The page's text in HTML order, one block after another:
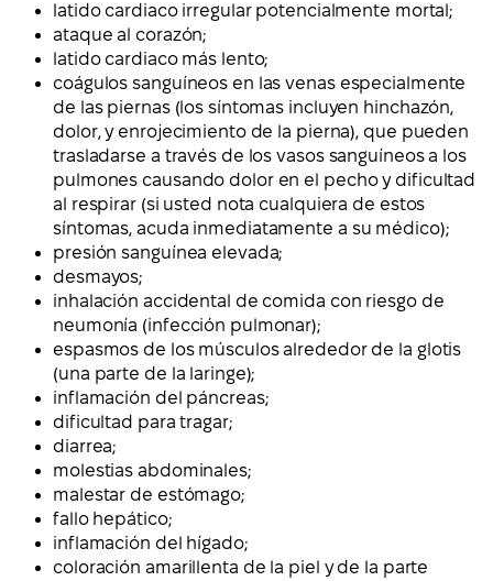
latido cardiaco irregular potencialmente mortal;
ataque al corazón;
latido cardiaco más lento;
coágulos sanguíneos en las venas especialmente
de las piernas (los síntomas incluyen hinchazón,
dolor, y enrojecimiento de la pierna), que pueden
trasladarse a través de los vasos sanguíneos a los
pulmones causando dolor en el pecho y dificultad
al respirar (si usted nota cualquiera de estos
síntomas, acuda inmediatamente a su médico);
presión sanguínea elevada;
desmayos;
inhalación accidental de comida con riesgo de
neumonía (infección pulmonar);
espasmos de los músculos alrededor de la glotis
(una parte de la laringe);
inflamación del páncreas;
dificultad para tragar;
diarrea;
molestias abdominales;
malestar de estómago;
fallo hepático;
inflamación del hígado;
coloración amarillenta de la piel y de la parte